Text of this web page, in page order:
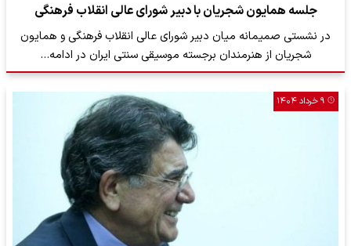
جلسه همایون شجریان با دبیر شورای عالی انقلاب فرهنگی
در نشستی صمیمانه میان دبیر شورای عالی انقلاب فرهنگی و همایون
شجریان از هنرمندان برجسته موسیقی سنتی ایران در ادامه‌…
۹ خرداد ۱۴۰۴